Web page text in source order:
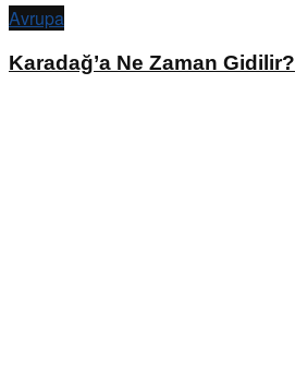
Avrupa
Karadağ’a Ne Zaman Gidilir?